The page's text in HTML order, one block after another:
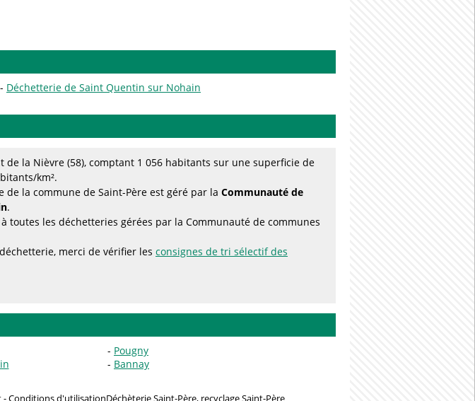
Déchetterie de Saint Quentin sur Nohain
de la Nièvre (58), comptant 1 056 habitants sur une superficie de
km².
la commune de Saint-Père est géré par la Communauté de
.
toutes les déchetteries gérées par la Communauté de communes
merci de vérifier les consignes de tri sélectif des
Pougny
Bannay
-Conditions d'utilisationDéchèterie Saint-Père, recyclage Saint-Père